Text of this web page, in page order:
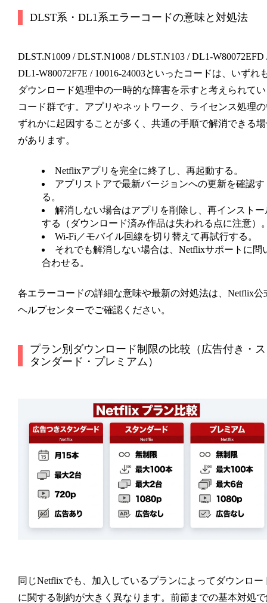
DLST系・DL1系エラーコードの意味と対処法
DLST.N1009 / DLST.N1008 / DLST.N103 / DL1-W80072EFD
DL1-W80072F7E / 10016-24003といったコードは、いずれ
ダウンロード処理中の一時的な障害を示すと考えられて
コード群です。アプリやネットワーク、ライセンス処理
ずれかに起因することが多く、共通の手順で解消できる
があります。
Netflixアプリを完全に終了し、再起動する。
アプリストアで最新バージョンへの更新を確認す
る。
解消しない場合はアプリを削除し、再インストー
する（ダウンロード済み作品は失われる点に注意）
Wi-Fi／モバイル回線を切り替えて再試行する。
それでも解消しない場合は、Netflixサポートに問
合わせる。
各エラーコードの詳細な意味や最新の対処法は、Netflix公
ヘルプセンターでご確認ください。
プラン別ダウンロード制限の比較（広告付き・ス
タンダード・プレミアム）
同じNetflixでも、加入しているプランによってダウンロー
に関する制約が大きく異なります。前節までの基本対処